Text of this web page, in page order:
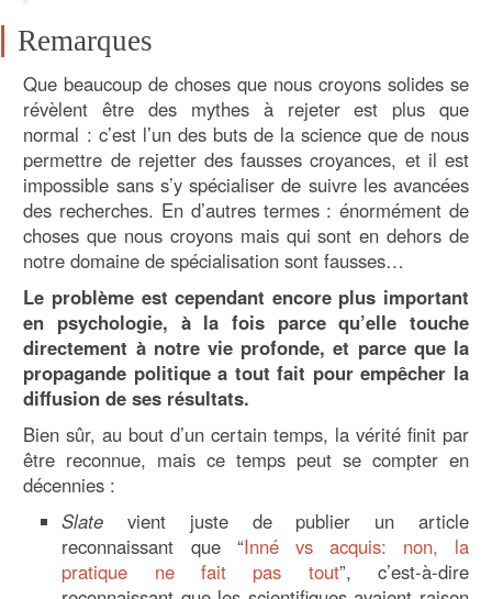
Remarques
Que beaucoup de choses que nous croyons solides se
révèlent être des mythes à rejeter est plus que
normal : c’est l’un des buts de la science que de nous
permettre de rejetter des fausses croyances, et il est
impossible sans s’y spécialiser de suivre les avancées
des recherches. En d’autres termes : énormément de
choses que nous croyons mais qui sont en dehors de
notre domaine de spécialisation sont fausses…
Le problème est cependant encore plus important
en psychologie, à la fois parce qu’elle touche
directement à notre vie profonde, et parce que la
propagande politique a tout fait pour empêcher la
diffusion de ses résultats.
Bien sûr, au bout d’un certain temps, la vérité finit par
être reconnue, mais ce temps peut se compter en
décennies :
Slate vient juste de publier un article
reconnaissant que “Inné vs acquis: non, la
pratique ne fait pas tout”, c’est-à-dire